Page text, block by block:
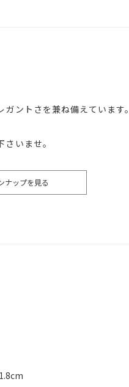
ントさを兼ね備えています。
いませ。
ナップを見る